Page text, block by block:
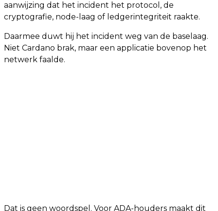
aanwijzing dat het incident het protocol, de
cryptografie, node-laag of ledgerintegriteit raakte.
Daarmee duwt hij het incident weg van de baselaag.
Niet Cardano brak, maar een applicatie bovenop het
netwerk faalde.
Dat is geen woordspel. Voor ADA-houders maakt dit